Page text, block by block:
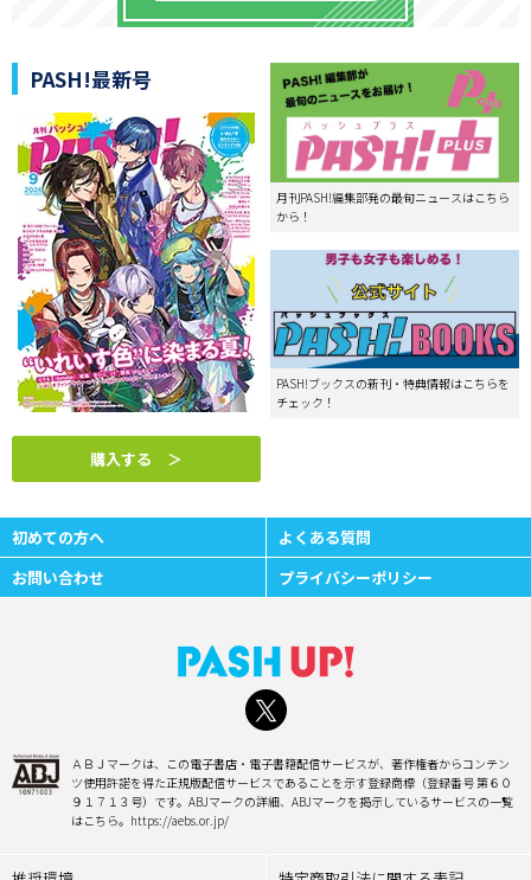
PASH!最新号
購入する ＞
月刊PASH!編集部発の最旬ニュースはこちら
から！
PASH!ブックスの新刊・特典情報はこちらを
チェック！
初めての方へ
よくある質問
お問い合わせ
プライバシーポリシー
ＡＢＪマークは、この電子書店・電子書籍配信サービスが、著作権者からコンテン
ツ使用許諾を得た正規版配信サービスであることを示す登録商標（登録番号 第６０
９１７１３号）です。ABJマークの詳細、ABJマークを掲示しているサービスの一覧
はこちら。https://aebs.or.jp/